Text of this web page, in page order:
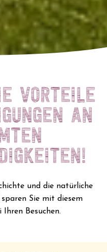
VORTEILE U
AN BE
SE
und die natürliche
Sie mit diesem
Besuchen.